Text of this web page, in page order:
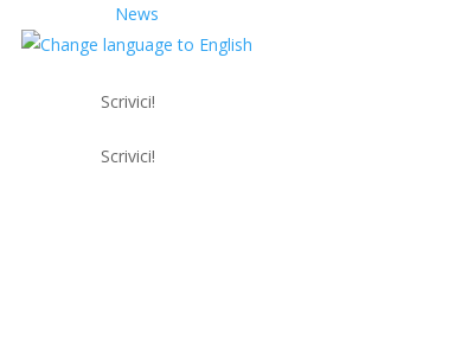
News
Scrivici!
Scrivici!